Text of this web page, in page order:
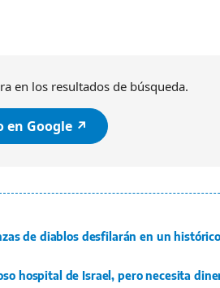
en los resultados de búsqueda.
en Google ↗️
de diablos desfilarán en un histórico
hospital de Israel, pero necesita